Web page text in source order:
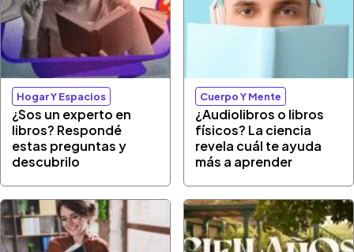
Hogar Y Espacios
¿Sos un experto en
libros? Respondé
estas preguntas y
descubrilo
Cuerpo Y Mente
¿Audiolibros o libros
físicos? La ciencia
revela cuál te ayuda
más a aprender